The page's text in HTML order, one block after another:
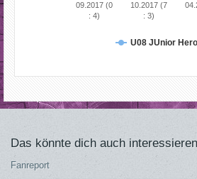
U08 JUnior
09.2017 (0
: 4)
10.2017 (7
: 3)
Das könnte dich auch
Fanreport